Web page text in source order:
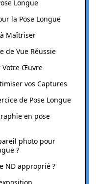
Longue
la Pose Longue
Maîtriser
de Vue Réussie
Votre Œuvre
vos Captures
de Pose Longue
en pose
photo pour
?
ND approprié ?